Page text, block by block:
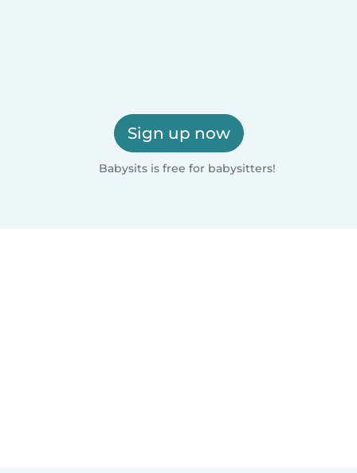
Sign up now
Babysits is free for babysitters!